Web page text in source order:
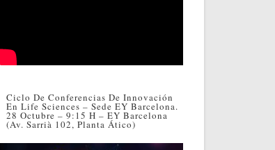
Ciclo De Conferencias De Innovación
En Life Sciences – Sede EY Barcelona.
28 Octubre – 9:15 H – EY Barcelona
(Av. Sarrià 102, Planta Ático)